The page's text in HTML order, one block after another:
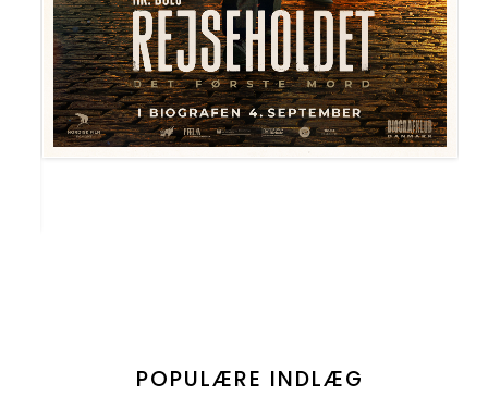
POPULÆRE INDLÆG